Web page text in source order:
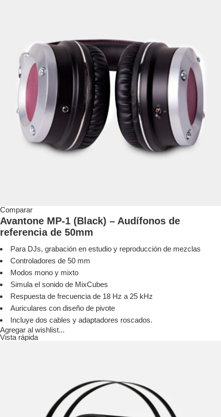
Comparar
Avantone MP-1 (Black) – Audífonos de
referencia de 50mm
Para DJs, grabación en estudio y reproducción de mezclas
Controladores de 50 mm
Modos mono y mixto
Simula el sonido de MixCubes
Respuesta de frecuencia de 18 Hz a 25 kHz
Auriculares con diseño de pivote
Incluye dos cables y adaptadores roscados.
Agregar al wishlist...
Vista rápida